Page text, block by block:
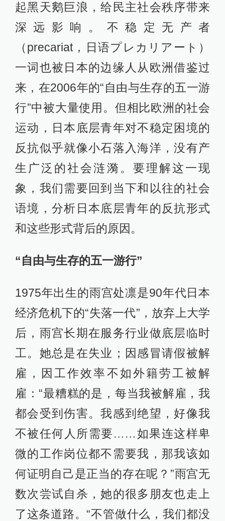
起黑天鹅巨浪，给民主社会秩序带来
深远影响。不稳定无产者
（precariat，日语プレカリアート）
一词也被日本的边缘人从欧洲借鉴过
来，在2006年的“自由与生存的五一游
行”中被大量使用。但相比欧洲的社会
运动，日本底层青年对不稳定困境的
反抗似乎就像小石落入海洋，没有产
生广泛的社会涟漪。要理解这一现
象，我们需要回到当下和以往的社会
语境，分析日本底层青年的反抗形式
和这些形式背后的原因。
“自由与生存的五一游行”
1975年出生的雨宫处凛是90年代日本
经济危机下的“失落一代”，放弃上大学
后，雨宫长期在服务行业做底层临时
工。她总是在失业；因感冒请假被解
雇，因工作效率不如外籍劳工被解
雇：“最糟糕的是，每当我被解雇，我
都会受到伤害。我感到绝望，好像我
不被任何人所需要……如果连这样卑
微的工作岗位都不需要我，那我该如
何证明自己是正当的存在呢？”雨宫无
数次尝试自杀，她的很多朋友也走上
了这条道路。“不管做什么，我们都没